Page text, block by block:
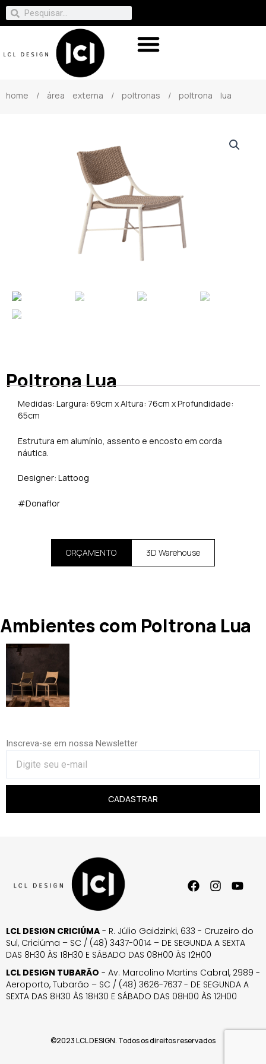
home / área externa / poltronas / poltrona lua
Poltrona Lua
Medidas: Largura: 69cm x Altura: 76cm x Profundidade:
65cm
Estrutura em alumínio, assento e encosto em corda
náutica.
Designer: Lattoog
#Donaflor
ORÇAMENTO 3D Warehouse
Ambientes com Poltrona Lua
Inscreva-se em nossa Newsletter
CADASTRAR
LCL DESIGN CRICIÚMA - R. Júlio Gaidzinki, 633 - Cruzeiro do
Sul, Criciúma – SC / (48) 3437-0014 – DE SEGUNDA A SEXTA
DAS 8H30 ÀS 18H30 E SÁBADO DAS 08H00 ÀS 12H00
LCL DESIGN TUBARÃO - Av. Marcolino Martins Cabral, 2989 -
Aeroporto, Tubarão – SC / (48) 3626-7637 - DE SEGUNDA A
SEXTA DAS 8H30 ÀS 18H30 E SÁBADO DAS 08H00 ÀS 12H00
©2023 LCL DESIGN. Todos os direitos reservados